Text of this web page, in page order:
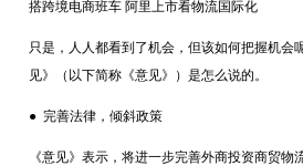
搭跨境电商班车 阿里上市看物流国际化
只是，人人都看到了机会，但该如何把握机
见》（以下简称《意见》）是怎么说的。
● 完善法律，倾斜政策
《意见》表示，将进一步完善外商投资商贸